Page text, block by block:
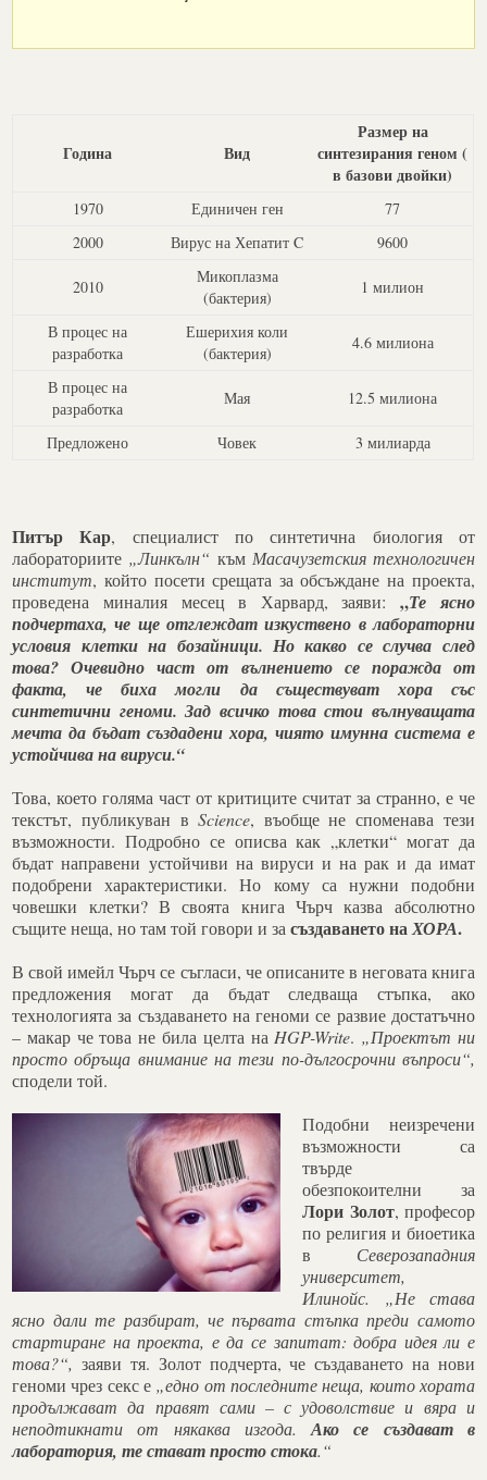
Година Вид
Размер на
синтезирания геном (
в базови двойки)
1970 Единичен ген
77
2000
Вирус на Хепатит C 9600
2010
Микоплазма
(бактерия)
1 милион
В процес на
разработка
Ешерихия коли
(бактерия)
4.6 милиона
В процес на
разработка
Мая 12.5 милиона
Предложено Човек 3 милиарда
Питър Кар, специалист по синтетична биология от
лабораториите „Линкълн“ към Масачузетския технологичен
институт, който посети срещата за обсъждане на проекта,
проведена миналия месец в Харвард, заяви:„Те ясно
подчертаха, че ще отглеждат изкуствено в лабораторни
условия клетки на бозайници. Но какво се случва след
това? Очевидно част от вълнението се поражда от
факта, че биха могли да съществуват хора със
синтетични геноми. Зад всичко това стои вълнуващата
мечта да бъдат създадени хора, чиято имунна система е
устойчива на вируси.“
Това, което голяма част от критиците считат за странно, е че
текстът, публикуван вScience, въобще не споменава тези
възможности. Подробно се описва как „клетки“ могат да
бъдат направени устойчиви на вируси и на рак и да имат
подобрени характеристики. Но кому са нужни подобни
човешки клетки? В своята книга Чърч казва абсолютно
същите неща, но там той говори и за създаването наХОРА.
В свой имейл Чърч се съгласи, че описаните в неговата книга
предложения могат да бъдат следваща стъпка, ако
технологията за създаването на геноми се развие достатъчно
– макар че това не била целта на HGP-Write. „Проектът ни
просто обръща внимание на тези по-дългосрочни въпроси“,
сподели той.
Подобни неизречени
възможности са
твърде
обезпокоителни за
Лори Золот, професор
по религия и биоетика
в Северозападния
университет,
Илинойс.
„Не става
ясно дали те разбират, че първата стъпка преди самото
стартиране на проекта, е да се запитат: добра идея ли е
това?“, заяви тя. Золот подчерта, че създаването на нови
геноми чрез секс е „едно от последните неща, които хората
продължават да правят сами – с удоволствие и вяра и
неподтикнати от някаква изгода.
Ако се създават в
лаборатория, те стават просто стока.“